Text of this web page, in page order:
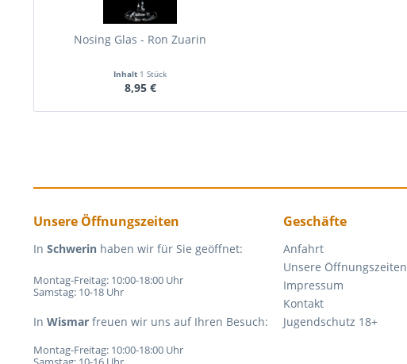
Nosing Glas - Ron Zuarin
Inhalt 1 Stück
8,95 €
Unsere Öffnungszeiten
In Schwerin haben wir für Sie geöffnet:
Montag-Freitag: 10:00-18:00 Uhr
Samstag: 10-18 Uhr
In Wismar freuen wir uns auf Ihren Besuch:
Montag-Freitag: 10:00-18:00 Uhr
Geschäfte
Anfahrt
Unsere Öffnungszeiten
Impressum
Kontakt
Jugendschutz 18+